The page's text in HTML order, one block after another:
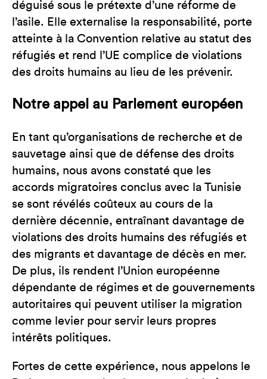
déguisé sous le prétexte d’une réforme de
l’asile. Elle externalise la responsabilité, porte
atteinte à la Convention relative au statut des
réfugiés et rend l’UE complice de violations
des droits humains au lieu de les prévenir.
Notre appel au Parlement européen
En tant qu’organisations de recherche et de
sauvetage ainsi que de défense des droits
humains, nous avons constaté que les
accords migratoires conclus avec la Tunisie
se sont révélés coûteux au cours de la
dernière décennie, entraînant davantage de
violations des droits humains des réfugiés et
des migrants et davantage de décès en mer.
De plus, ils rendent l’Union européenne
dépendante de régimes et de gouvernements
autoritaires qui peuvent utiliser la migration
comme levier pour servir leurs propres
intérêts politiques.
Fortes de cette expérience, nous appelons le